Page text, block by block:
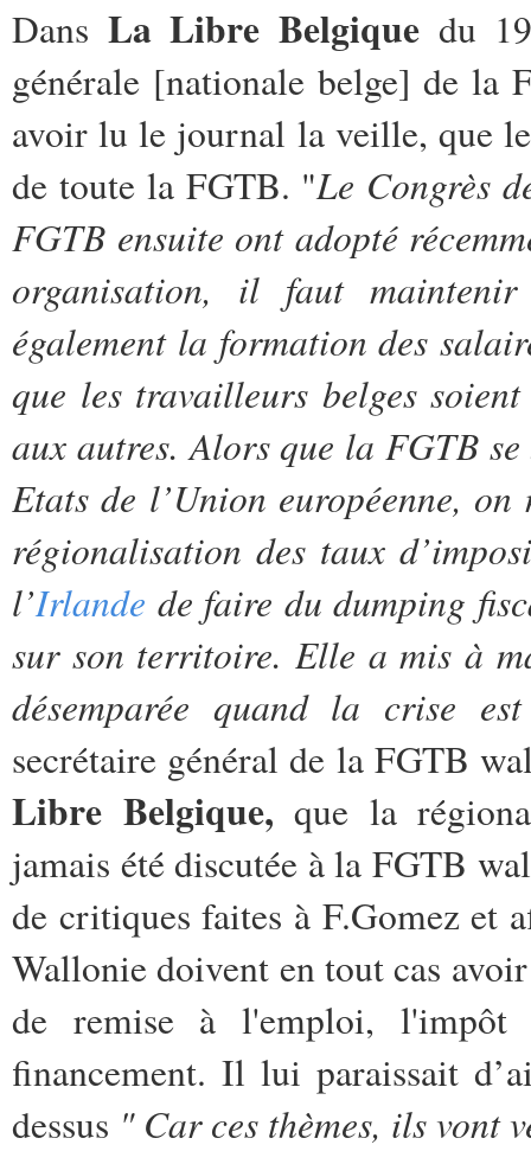
Dans La Libre Belgique du
générale [nationale belge] de la
avoir lu le journal la veille, que
de toute la FGTB. "Le Congrès
FGTB ensuite ont adopté
organisation, il faut
également la formation des
que les travailleurs belges
aux autres. Alors que la FGTB
Etats de l’Union européenne,
régionalisation des taux
l’Irlande de faire du dumping
sur son territoire. Elle a mis à
désemparée quand la crise
secrétaire général de la FGTB
Libre Belgique,que la
jamais été discutée à la FGTB
de critiques faites à F.Gomez et
Wallonie doivent en tout cas
de remise à l'emploi, l'impôt
financement. Il lui paraissait
dessus " Car ces thèmes, ils vont